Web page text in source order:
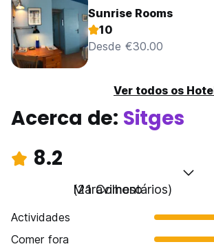
Sunrise Rooms
10
Desde €30.00
Ver todos os
Acerca de: Sitges
8.2
Maravilhoso
(21 Comentários)
Actividades
Comer fora